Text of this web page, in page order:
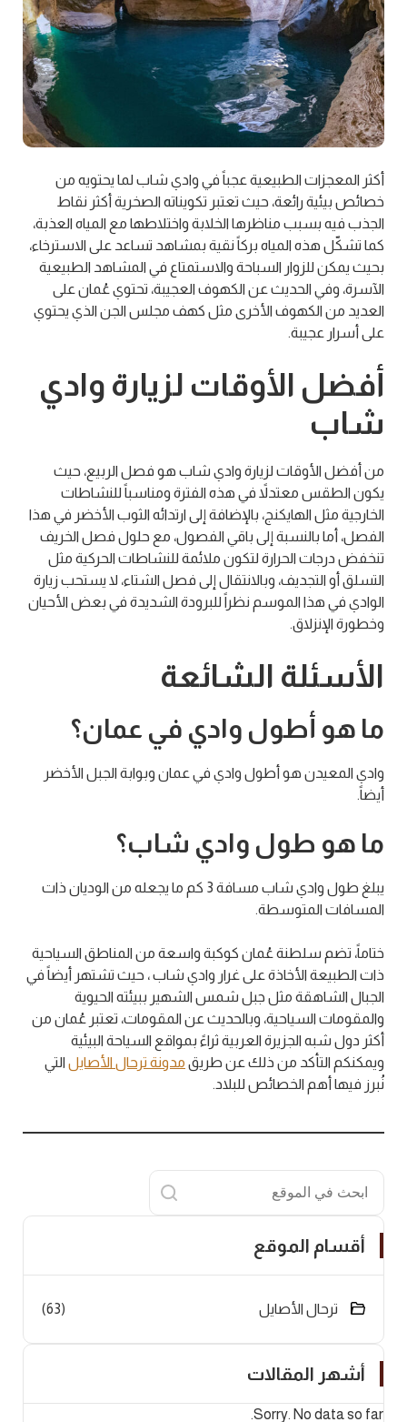
أكثر المعجزات الطبيعية عجباً في وادي شاب لما يحتويه من
خصائص بيئية رائعة، حيث تعتبر تكويناته الصخرية أكثر نقاط
الجذب فيه بسبب مناظرها الخلابة واختلاطها مع المياه العذبة،
كما تشكّل هذه المياه بركاً نقية بمشاهد تساعد على الاسترخاء،
بحيث يمكن للزوار السباحة والاستمتاع في المشاهد الطبيعية
الآسرة، وفي الحديث عن الكهوف العجيبة، تحتوي عُمان على
العديد من الكهوف الأخرى مثل كهف مجلس الجن الذي يحتوي
على أسرار عجيبة.
أفضل الأوقات لزيارة وادي
شاب
من أفضل الأوقات لزيارة وادي شاب هو فصل الربيع، حيث
يكون الطقس معتدلاً في هذه الفترة ومناسباً للنشاطات
الخارجية مثل الهايكنج، بالإضافة إلى ارتدائه الثوب الأخضر في هذا
الفصل، أما بالنسبة إلى باقي الفصول، مع حلول فصل الخريف
تنخفض درجات الحرارة لتكون ملائمة للنشاطات الحركية مثل
التسلق أو التجديف، وبالانتقال إلى فصل الشتاء، لا يستحب زيارة
الوادي في هذا الموسم نظراً للبرودة الشديدة في بعض الأحيان
وخطورة الإنزلاق.
الأسئلة الشائعة
ما هو أطول وادي في عمان؟
وادي المعيدن هو أطول وادي في عمان وبوابة الجبل الأخضر
أيضاً.
ما هو طول وادي شاب؟
يبلغ طول وادي شاب مسافة 3 كم ما يجعله من الوديان ذات
المسافات المتوسطة.
ختاماً، تضم سلطنة عُمان كوكبة واسعة من المناطق السياحية
ذات الطبيعة الأخاذة على غرار وادي شاب ، حيث تشتهر أيضاً في
الجبال الشاهقة مثل جبل شمس الشهير ببيئته الحيوية
والمقومات السياحية، وبالحديث عن المقومات، تعتبر عُمان من
أكثر دول شبه الجزيرة العربية ثراءً بمواقع السياحة البيئية
ويمكنكم التأكد من ذلك عن طريق مدونة ترحال الأصايل التي
نُبرز فيها أهم الخصائص للبلاد.
البحث
أقسام الموقع
ترحال الأصايل (63)
أشهر المقالات
Sorry. No data so far.